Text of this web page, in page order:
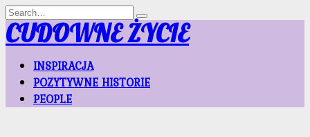
Skip
to
content
Search
for:
CUDOWNE ŻYCIE
INSPIRACJA
POZYTYWNE HISTORIE
PEOPLE